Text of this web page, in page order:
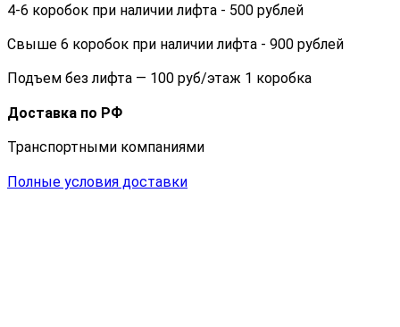
4-6 коробок при наличии лифта - 500 рублей
Свыше 6 коробок при наличии лифта - 900 рублей
Подъем без лифта — 100 руб/этаж 1 коробка
Доставка по РФ
Транспортными компаниями
Полные условия доставки